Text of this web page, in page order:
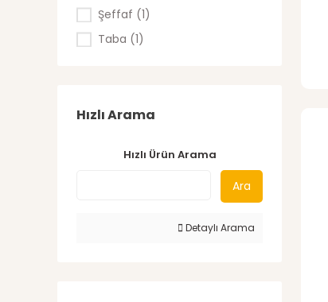
Şeffaf (1)
Taba (1)
Hızlı Arama
Hızlı Ürün Arama
Ara
Detaylı Arama